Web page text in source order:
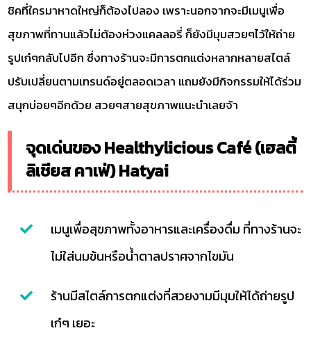
ชิคที่ใครมาหาดใหญ่ก็ต้องไปลอง เพราะนอกจากจะมีเมนูเพื่อ
สุขภาพที่ทานแล้วไม่ต้องห่วงแคลลอรี่ ก็ยังมีมุมสวยๆไว้ให้ถ่าย
รูปเก๋ๆกลับไปอีก ซึ่งทางร้านจะมีการตกแต่งหลากหลายสไตล์
ปรับเปลี่ยนตามเทรนด์อยู่ตลอดเวลา แถมยังมีกิจกรรมให้ได้ร่วม
สนุกบ่อยๆอีกด้วย สวยๆสายสุขภาพแนะนำเลยจ้า
จุดเด่นของ Healthylicious Café (เฮลตี้
ลิเชียส คาเฟ่) Hatyai
เมนูเพื่อสุขภาพทั้งอาหารและเครื่องดื่ม ที่ทางร้านจะ
ไม่ใส่นมข้นหรือน้ำตาลปราศจากไขมัน
ร้านมีสไตล์การตกแต่งที่สวยงามมีมุมให้ได้ถ่ายรูป
เก๋ๆ เยอะ